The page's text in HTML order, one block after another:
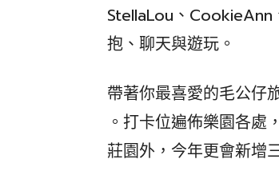
StellaLou、CookieAnn
抱、聊天與遊玩。
帶著你最喜愛的毛公仔
。打卡位遍佈樂園各
莊園外，今年更會新增